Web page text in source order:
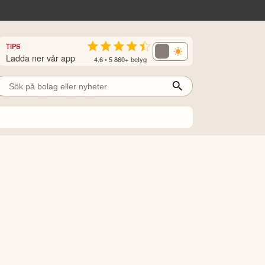
TIPS
Ladda ner vår app 4.6 • 5 860+ betyg